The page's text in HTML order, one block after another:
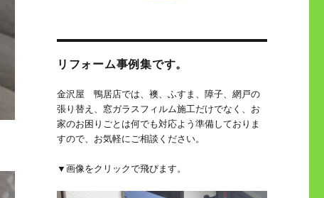
リフォーム事例集です。
金沢屋 鴨居店では、襖、ふすま、障子、網戸の
張り替え、窓ガラスフィルム施工だけでなく、お
家のお困りごとは何でも対応よう準備しておりま
すので、お気軽にご相談ください。
▼画像をクリックで飛びます。